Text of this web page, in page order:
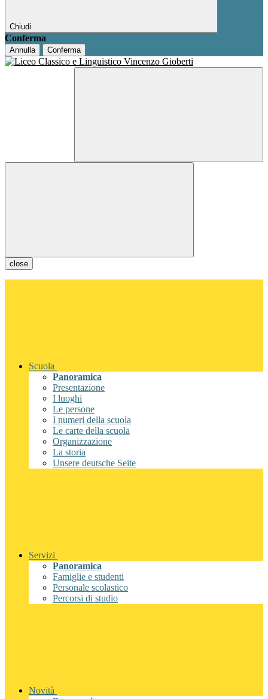
Chiudi
Conferma
Annulla Conferma
close
Scuola
Panoramica
Presentazione
I luoghi
Le persone
I numeri della scuola
Le carte della scuola
Organizzazione
La storia
Unsere deutsche Seite
Servizi
Panoramica
Famiglie e studenti
Personale scolastico
Percorsi di studio
Novità